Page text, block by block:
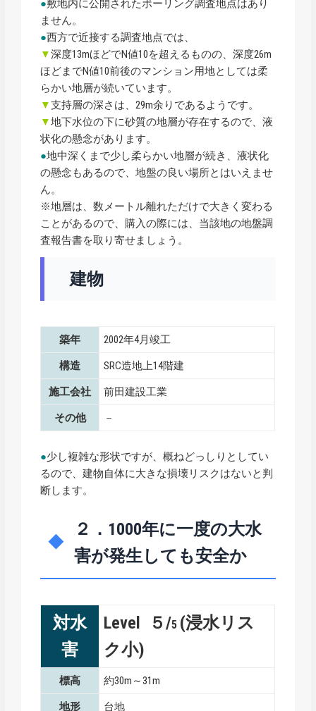
●敷地内に公開されたボーリング調査地点はあり
ません。
●西方で近接する調査地点では、
▼深度13mほどでN値10を超えるものの、深度26m
ほどまでN値10前後のマンション用地としては柔
らかい地層が続いています。
▼支持層の深さは、29m余りであるようです。
▼地下水位の下に砂質の地層が存在するので、液
状化の懸念があります。
●地中深くまで少し柔らかい地層が続き、液状化
の懸念もあるので、地盤の良い場所とはいえませ
ん。
※地層は、数メートル離れただけで大きく変わる
ことがあるので、購入の際には、当該地の地盤調
査報告書を取り寄せましょう。
建物
築年 2002年4月竣工
構造 SRC造地上14階建
施工会社 前田建設工業
その他 －
●少し複雑な形状ですが、概ねどっしりとしてい
るので、建物自体に大きな損壊リスクはないと判
断します。
２．1000年に一度の大水
害が発生しても安全か
対水
害
Level ５/5 (浸水リス
ク小)
標高 約30m～31m
地形 台地